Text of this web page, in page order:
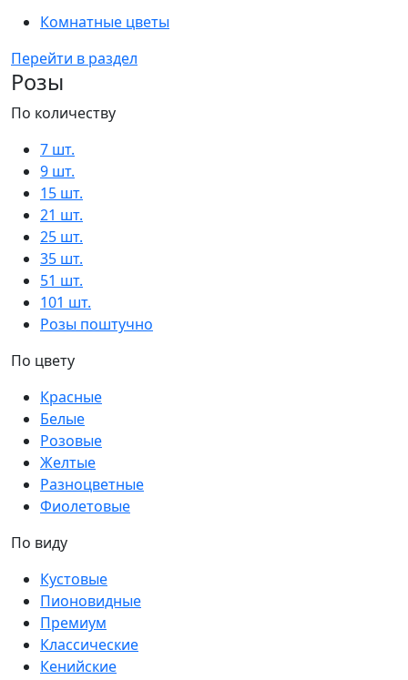
Комнатные цветы
Перейти в раздел
Розы
По количеству
7 шт.
9 шт.
15 шт.
21 шт.
25 шт.
35 шт.
51 шт.
101 шт.
Розы поштучно
По цвету
Красные
Белые
Розовые
Желтые
Разноцветные
Фиолетовые
По виду
Кустовые
Пионовидные
Премиум
Классические
Кенийские